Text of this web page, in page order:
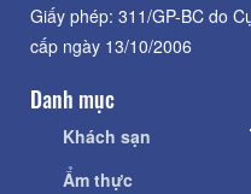
Giấy phép: 311/GP-BC do
cấp ngày 13/10/2006
Danh mục
Khách sạn
Ẩm thực